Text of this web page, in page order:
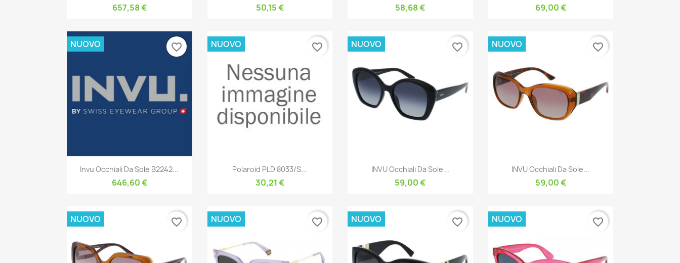
657,58 € 50,15 € 58,68 € 69,00 €
Anteprima
Invu Occhiali Da Sole B2242...
646,60 €
NUOVO favorite_border
Anteprima
Polaroid PLD 8033/S...
30,21 €
NUOVO favorite_border
Anteprima
INVU Occhiali Da Sole...
59,00 €
NUOVO favorite_border
Anteprima
INVU Occhiali Da Sole...
59,00 €
NUOVO favorite_border
NUOVO favorite_border NUOVO favorite_border NUOVO favorite_border NUOVO favorite_border